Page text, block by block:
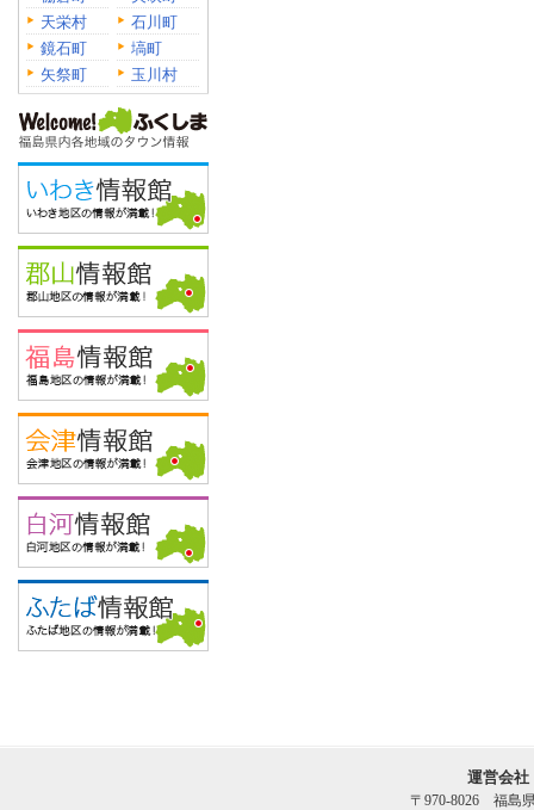
天栄村
石川町
鏡石町
塙町
矢祭町
玉川村
運営会
〒970-8026 福島